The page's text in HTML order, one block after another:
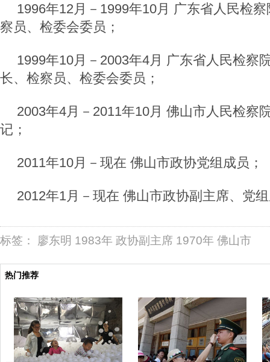
1996年12月－1999年10月 广东省人民检
察员、检委会委员；
1999年10月－2003年4月 广东省人民检察
长、检察员、检委会委员；
2003年4月－2011年10月 佛山市人民检察
记；
2011年10月－现在 佛山市政协党组成员；
2012年1月－现在 佛山市政协副主席、党
标签： 廖东明 1983年 政协副主席 1970年 佛山市
热门推荐